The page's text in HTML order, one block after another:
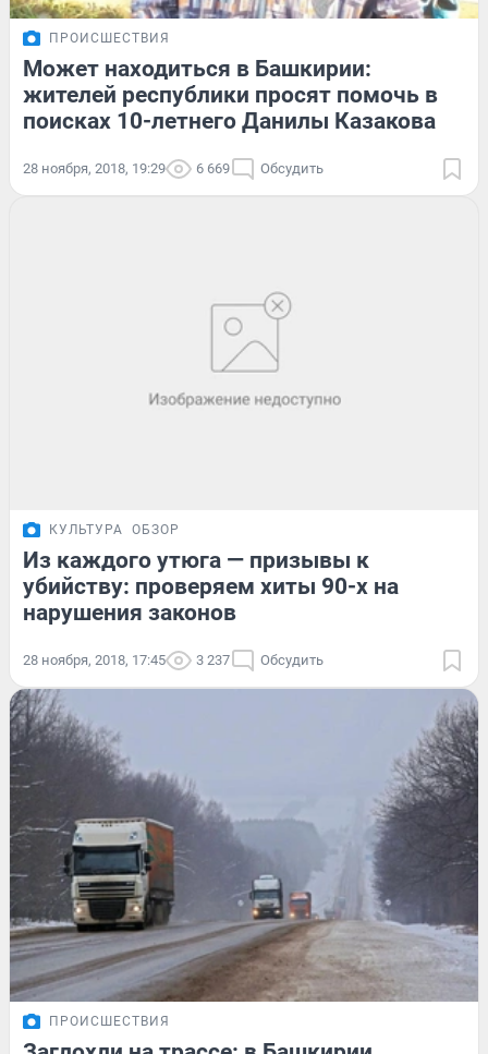
ПРОИСШЕСТВИЯ
Может находиться в Башкирии:
жителей республики просят помочь в
поисках 10-летнего Данилы Казакова
28 ноября, 2018, 19:29 6 669 Обсудить
КУЛЬТУРА ОБЗОР
Из каждого утюга — призывы к
убийству: проверяем хиты 90-х на
нарушения законов
28 ноября, 2018, 17:45 3 237 Обсудить
ПРОИСШЕСТВИЯ